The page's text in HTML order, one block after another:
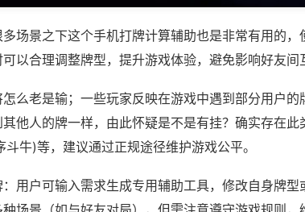
场景之下这个手机打牌计算辅助也是非常有用的
以合理调整牌型，提升游戏体验，避免影响好友间
么老是输；一些玩家反映在游戏中遇到部分用户
他人的牌一样，由此怀疑是不是有挂？确实存在
斗牛)等，建议通过正规途径维护游戏公平。
用户可输入需求生成专用辅助工具，修改自身牌型